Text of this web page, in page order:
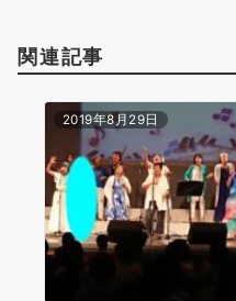
関連記事
2019年8月29日